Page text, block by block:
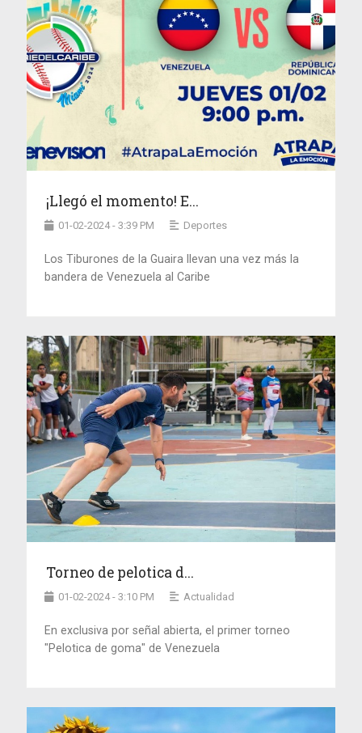
¡Llegó el momento! E...
01-02-2024 - 3:39 PM Deportes
Los Tiburones de la Guaira llevan una vez más la
bandera de Venezuela al Caribe
Torneo de pelotica d...
01-02-2024 - 3:10 PM Actualidad
En exclusiva por señal abierta, el primer torneo
"Pelotica de goma" de Venezuela